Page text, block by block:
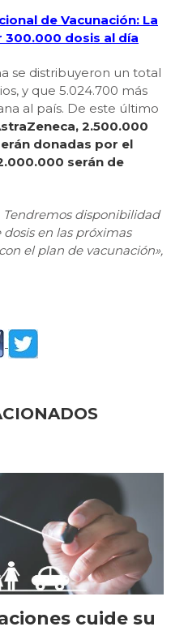
de Vacunación: La
300.000 dosis al día
se distribuyeron un total
y que 5.024.700 más
al país. De este último
2.500.000
donadas por el
serán de
Tendremos disponibilidad
en las próximas
el plan de vacunación»,
cuide su